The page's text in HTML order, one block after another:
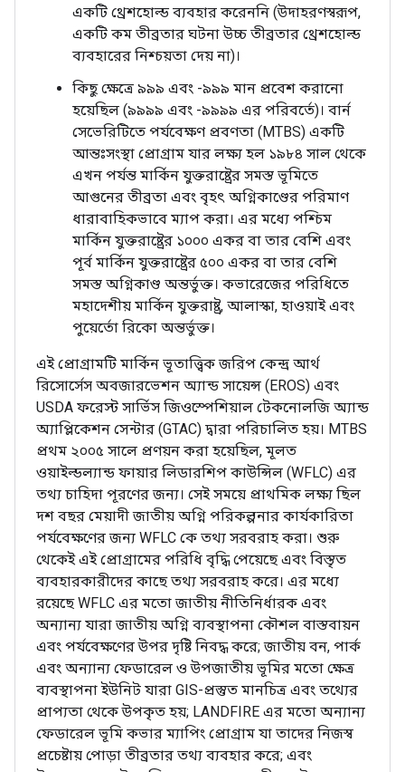
একটি থ্রেশহোল্ড ব্যবহার করেননি (উদাহরণস্বরূপ,
একটি কম তীব্রতার ঘটনা উচ্চ তীব্রতার থ্রেশহোল্ড
ব্যবহারের নিশ্চয়তা দেয় না)।
কিছু ক্ষেত্রে ৯৯৯ এবং -৯৯৯ মান প্রবেশ করানো
হয়েছিল (৯৯৯৯ এবং -৯৯৯৯ এর পরিবর্তে)। বার্ন
সেভেরিটিতে পর্যবেক্ষণ প্রবণতা (MTBS) একটি
আন্তঃসংস্থা প্রোগ্রাম যার লক্ষ্য হল ১৯৮৪ সাল থেকে
এখন পর্যন্ত মার্কিন যুক্তরাষ্ট্রের সমস্ত ভূমিতে
আগুনের তীব্রতা এবং বৃহৎ অগ্নিকাণ্ডের পরিমাণ
ধারাবাহিকভাবে ম্যাপ করা। এর মধ্যে পশ্চিম
মার্কিন যুক্তরাষ্ট্রের ১০০০ একর বা তার বেশি এবং
পূর্ব মার্কিন যুক্তরাষ্ট্রের ৫০০ একর বা তার বেশি
সমস্ত অগ্নিকাণ্ড অন্তর্ভুক্ত। কভারেজের পরিধিতে
মহাদেশীয় মার্কিন যুক্তরাষ্ট্র, আলাস্কা, হাওয়াই এবং
পুয়ের্তো রিকো অন্তর্ভুক্ত।
এই প্রোগ্রামটি মার্কিন ভূতাত্ত্বিক জরিপ কেন্দ্র আর্থ
রিসোর্সেস অবজারভেশন অ্যান্ড সায়েন্স (EROS) এবং
USDA ফরেস্ট সার্ভিস জিওস্পেশিয়াল টেকনোলজি অ্যান্ড
অ্যাপ্লিকেশন সেন্টার (GTAC) দ্বারা পরিচালিত হয়। MTBS
প্রথম ২০০৫ সালে প্রণয়ন করা হয়েছিল, মূলত
ওয়াইল্ডল্যান্ড ফায়ার লিডারশিপ কাউন্সিল (WFLC) এর
তথ্য চাহিদা পূরণের জন্য। সেই সময়ে প্রাথমিক লক্ষ্য ছিল
দশ বছর মেয়াদী জাতীয় অগ্নি পরিকল্পনার কার্যকারিতা
পর্যবেক্ষণের জন্য WFLC কে তথ্য সরবরাহ করা। শুরু
থেকেই এই প্রোগ্রামের পরিধি বৃদ্ধি পেয়েছে এবং বিস্তৃত
ব্যবহারকারীদের কাছে তথ্য সরবরাহ করে। এর মধ্যে
রয়েছে WFLC এর মতো জাতীয় নীতিনির্ধারক এবং
অন্যান্য যারা জাতীয় অগ্নি ব্যবস্থাপনা কৌশল বাস্তবায়ন
এবং পর্যবেক্ষণের উপর দৃষ্টি নিবদ্ধ করে; জাতীয় বন, পার্ক
এবং অন্যান্য ফেডারেল ও উপজাতীয় ভূমির মতো ক্ষেত্র
ব্যবস্থাপনা ইউনিট যারা GIS-প্রস্তুত মানচিত্র এবং তথ্যের
প্রাপ্যতা থেকে উপকৃত হয়; LANDFIRE এর মতো অন্যান্য
ফেডারেল ভূমি কভার ম্যাপিং প্রোগ্রাম যা তাদের নিজস্ব
প্রচেষ্টায় পোড়া তীব্রতার তথ্য ব্যবহার করে; এবং